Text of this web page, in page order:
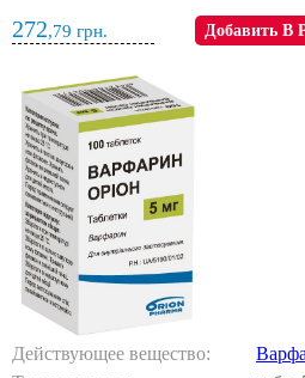
272,79 грн. Добавить В
Действующее вещество: